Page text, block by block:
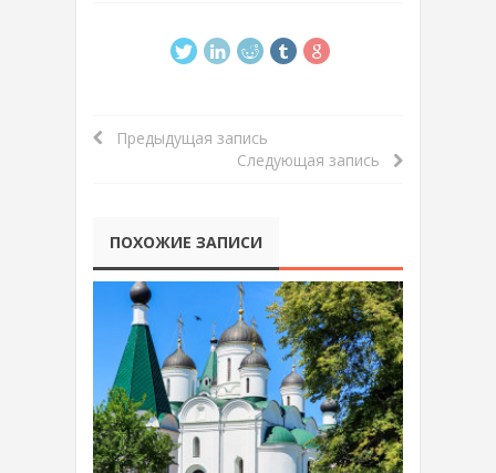
Предыдущая запись
Следующая запись
ПОХОЖИЕ ЗАПИСИ